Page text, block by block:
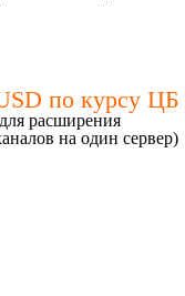
по курсу ЦБ
расширения
на один сервер)